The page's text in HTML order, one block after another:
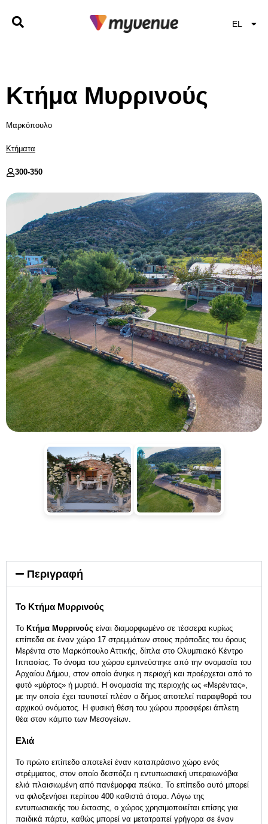
EL
EN
Κτήμα Μυρρινούς
Μαρκόπουλο
Κτήματα
300-350
Περιγραφή
Το Κτήμα Μυρρινούς
Το Κτήμα Μυρρινούς είναι διαμορφωμένο σε τέσσερα κυρίως
επίπεδα σε έναν χώρο 17 στρεμμάτων στους πρόποδες του όρους
Μερέντα στο Μαρκόπουλο Αττικής, δίπλα στο Ολυμπιακό Κέντρο
Ιππασίας. Το όνομα του χώρου εμπνεύστηκε από την ονομασία του
Αρχαίου Δήμου, στον οποίο άνηκε η περιοχή και προέρχεται από το
φυτό «μύρτος» ή μυρτιά. H ονομασία της περιοχής ως «Μερέντας»,
με την οποία έχει ταυτιστεί πλέον ο δήμος αποτελεί παραφθορά του
αρχικού ονόματος. Η φυσική θέση του χώρου προσφέρει άπλετη
θέα στον κάμπο των Μεσογείων.
Ελιά
Το πρώτο επίπεδο αποτελεί έναν καταπράσινο χώρο ενός
στρέμματος, στον οποίο δεσπόζει η εντυπωσιακή υπεραιωνόβια
ελιά πλαισιωμένη από πανέμορφα πεύκα. Το επίπεδο αυτό μπορεί
να φιλοξενήσει περίπου 400 καθιστά άτομα. Λόγω της
εντυπωσιακής του έκτασης, ο χώρος χρησιμοποιείται επίσης για
παιδικά πάρτυ, καθώς μπορεί να μετατραπεί γρήγορα σε έναν